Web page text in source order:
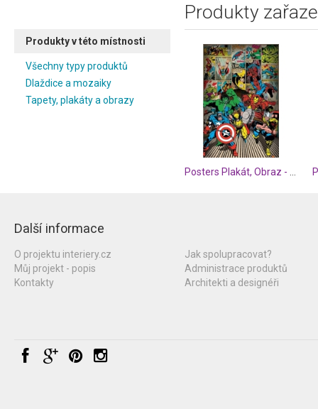
Produkty v této místnosti
Všechny typy produktů
Dlaždice a mozaiky
Tapety, plakáty a obrazy
Produkty
Další informace
O projektu interiery.cz
Můj projekt - popis
Kontakty
Jak spolupracovat?
Administrace produktů
Architekti a designéři